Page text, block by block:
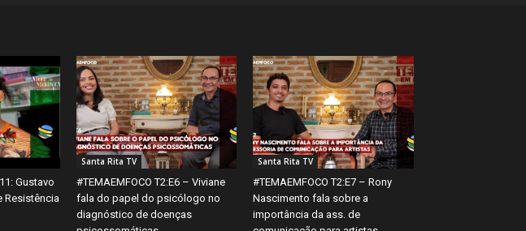
Gustavo
Resistência
Santa Rita TV
#TEMAEMFOCO T2:E6 – Viviane
fala do papel do psicólogo no
diagnóstico de doenças
Santa Rita TV
#TEMAEMFOCO T2:E7 – Rony
Nascimento fala sobre a
importância da ass. de